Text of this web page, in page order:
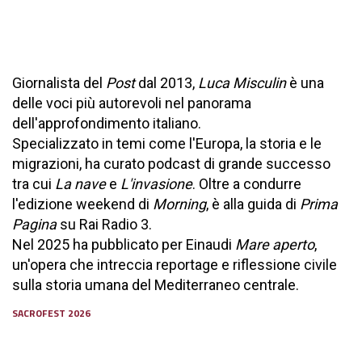
Giornalista del Postdal 2013, Luca Misculinè una
delle voci più autorevoli nel panorama
dell'approfondimento italiano.
Specializzato in temi come l'Europa, la storia e le
migrazioni, ha curato podcast di grande successo
tra cui La navee L'invasione. Oltre a condurre
l'edizione weekend di Morning, è alla guida di Prima
Paginasu Rai Radio 3.
Nel 2025 ha pubblicato per Einaudi Mare aperto,
un'opera che intreccia reportage e riflessione civile
sulla storia umana del Mediterraneo centrale.
SACROFEST 2026